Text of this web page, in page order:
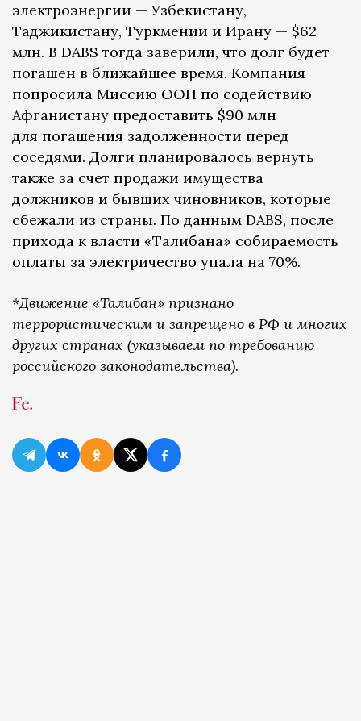
электроэнергии — Узбекистану,
Таджикистану, Туркмении и Ирану — $62
млн. В DABS тогда заверили, что долг будет
погашен в ближайшее время. Компания
попросила Миссию ООН по содействию
Афганистану предоставить $90 млн
для погашения задолженности перед
соседями. Долги планировалось вернуть
также за счет продажи имущества
должников и бывших чиновников, которые
сбежали из страны. По данным DABS, после
прихода к власти «Талибана» собираемость
оплаты за электричество упала на 70%.
*Движение «Талибан» признано
террористическим и запрещено в РФ и многих
других странах (указываем по требованию
российского законодательства).